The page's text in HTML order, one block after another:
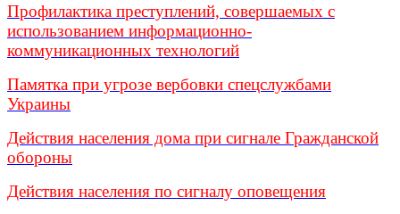
Профилактика преступлений, совершаемых с
использованием информационно-
коммуникационных технологий
Памятка при угрозе вербовки спецслужбами
Украины
Действия населения дома при сигнале Гражданской
обороны
Действия населения по сигналу оповещения